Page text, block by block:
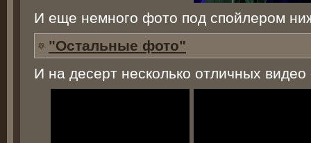
И еще немного фото под спойлером
"Остальные фото"
И на десерт несколько отличных